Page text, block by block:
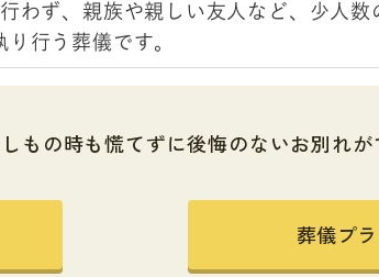
わず、親族や親しい友人など、少人
行う葬儀です。
もの時も慌てずに後悔のないお別れが
葬儀プ